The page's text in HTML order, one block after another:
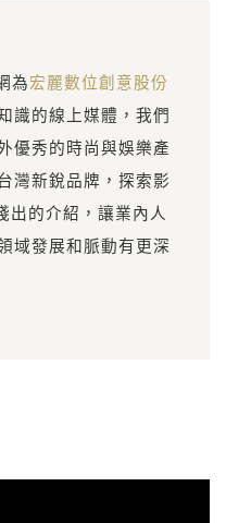
為宏麗數位創意股份
識的線上媒體，我們
優秀的時尚與娛樂產
灣新銳品牌，探索影
出的介紹，讓業內人
域發展和脈動有更深